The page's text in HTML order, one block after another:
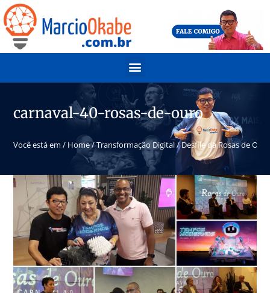
carnaval-40-rosas-de-ouro
Você está em / Home/Transformação Digital/Desfile da Rosas de